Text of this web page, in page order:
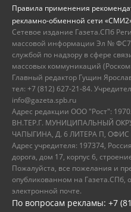
Правила применения
рекламно-обменной сети
Сетевое издание Газета.СПб
массовой информации Эл №
службой по надзору в сфере
массовых коммуникаций
Главный редактор Гущин
тел: +7 (812) 627-21-84.
info@gazeta.spb.ru
Адрес редакции ООО "Рост":
ВН.ТЕР.Г. МУНИЦИПАЛЬНЫЙ
ЧАПЫГИНА, Д. 6 ЛИТЕРА П, ОФИС
Адрес учредителя: 197374,
дорога, дом 17, корпус 6,
Пожалуйста, все пожелания и
опубликованном на Газета.СПб,
электронной почте.
По вопросам рекламы: +7